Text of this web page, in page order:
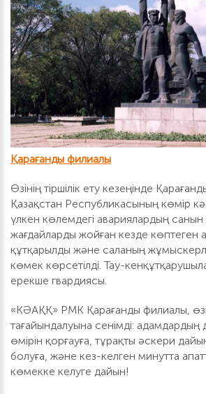
Қарағанды филиалы
Өзінің тіршілік ету кезеңінде
Қазақстан Республикасының көмір
үлкен көлемдегі авариялардың
жағдайларды жойған кезде көптеген
құтқарылды және саланың
көмек көрсетілді. Тау-
ерекше гвардиясы.
«КӘАҚҚ» РМК Қарағанды филиалы,
тағайындалуына сенімді: адамдардың
өмірін қорғауға, тұрақты әскери
болуға, және кез-келген минутта
көмекке келуге дайын!